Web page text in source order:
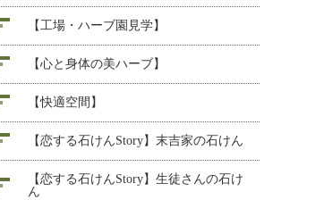
【工場・ハーブ園見学】
【心と身体の美ハーブ】
【快適空間】
【恋する石けんStory】末吉家の石けん
【恋する石けんStory】生徒さんの石け
ん